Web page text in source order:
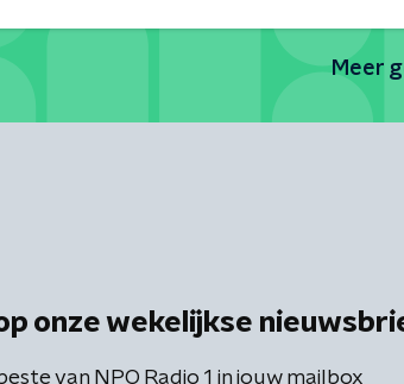
Meer
onze wekelijkse
van NPO Radio 1 in jouw mailbox